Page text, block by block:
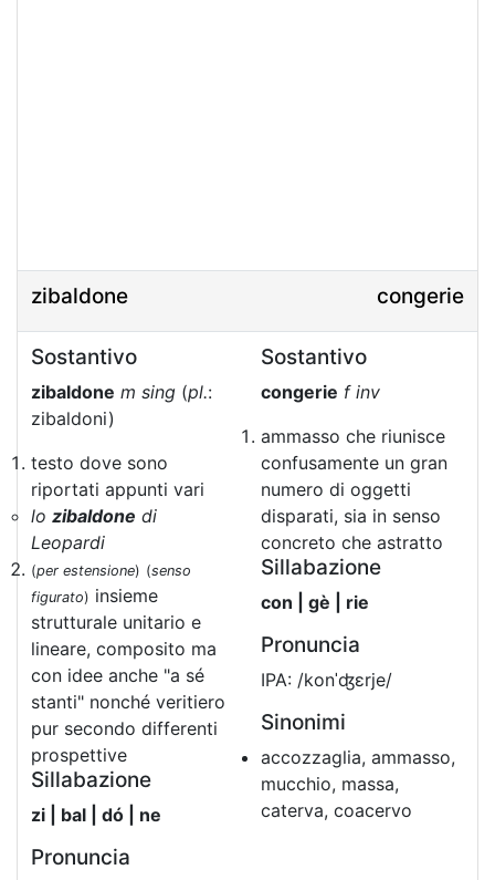
zibaldone congerie
Sostantivo
zibaldone m sing (pl.:
zibaldoni)
testo dove sono
riportati appunti vari
lo zibaldone di
Leopardi
(per estensione) (senso
figurato) insieme
strutturale unitario e
lineare, composito ma
con idee anche "a sé
stanti" nonché veritiero
pur secondo differenti
prospettive
Sillabazione
zi | bal | dó | ne
Pronuncia
Sostantivo
congerie f inv
ammasso che riunisce
confusamente un gran
numero di oggetti
disparati, sia in senso
concreto che astratto
Sillabazione
con | gè | rie
Pronuncia
IPA: /konˈʤɛrje/
Sinonimi
accozzaglia, ammasso,
mucchio, massa,
caterva, coacervo